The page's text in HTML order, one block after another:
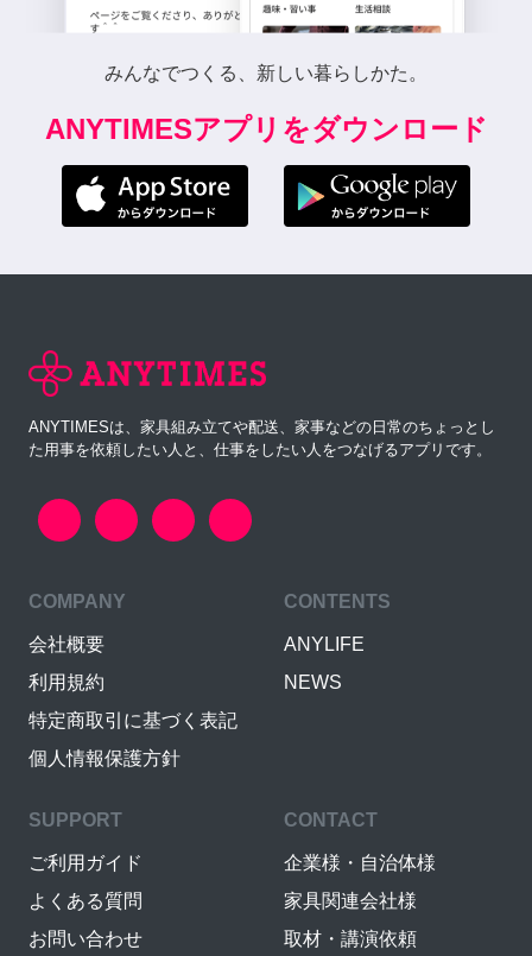
みんなでつくる、新しい暮らしかた。
ANYTIMESアプリをダウンロード
ANYTIMESは、家具組み立てや配送、家事などの日常のちょっとし
た用事を依頼したい人と、仕事をしたい人をつなげるアプリです。
COMPANY
会社概要
利用規約
特定商取引に基づく表記
個人情報保護方針
CONTENTS
ANYLIFE
NEWS
SUPPORT
ご利用ガイド
よくある質問
お問い合わせ
CONTACT
企業様・自治体様
家具関連会社様
取材・講演依頼